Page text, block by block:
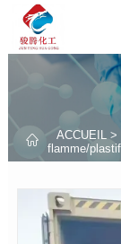
 ACCUEIL >
flamme/